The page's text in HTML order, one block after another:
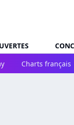
Charts français